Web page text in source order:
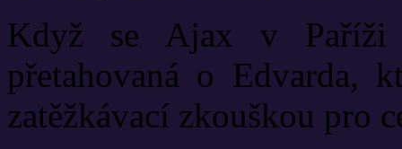
Když se Ajax v Paříži
přetahovaná o Edvarda,
zatěžkávací zkouškou pro